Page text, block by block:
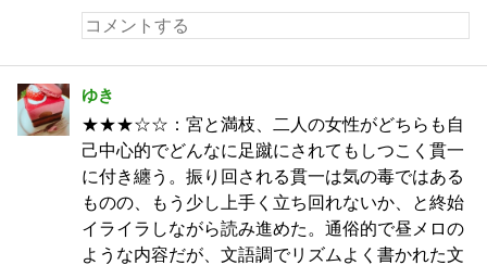
ゆき
★★★☆☆：宮と満枝、二人の女性がどちらも自
己中心的でどんなに足蹴にされてもしつこく貫一
に付き纏う。振り回される貫一は気の毒ではある
ものの、もう少し上手く立ち回れないか、と終始
イライラしながら読み進めた。通俗的で昼メロの
ような内容だが、文語調でリズムよく書かれた文